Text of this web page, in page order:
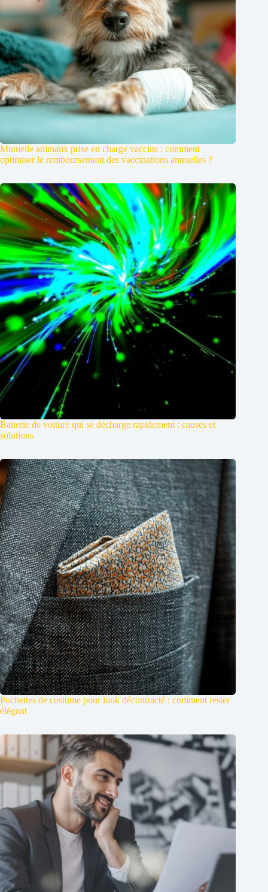
Mutuelle animaux prise en charge vaccins : comment
optimiser le remboursement des vaccinations annuelles ?
Batterie de voiture qui se décharge rapidement : causes et
solutions
Pochettes de costume pour look décontracté : comment rester
élégant